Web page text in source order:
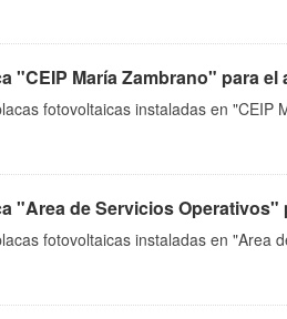
"CEIP María Zambrano" para el
fotovoltaicas instaladas en "CEIP
"Area de Servicios Operativos"
fotovoltaicas instaladas en "Area